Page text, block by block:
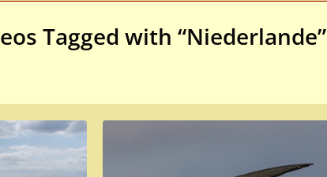
Tagged with “Niederlande”